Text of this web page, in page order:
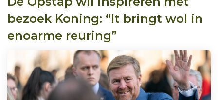
bezoek Koning: “It bringt wol in
enoarme reuring”